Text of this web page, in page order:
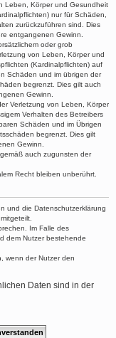
Leben, Körper und Gesundheit
nur für Schäden,
zurückzuführen sind. Dies
entgangenen Gewinn.
oder grob
von Leben, Körper und
(Kardinalpflichten) auf
Schäden und im übrigen der
begrenzt. Dies gilt auch
Gewinn.
Verletzung von Leben, Körper
Verhalten des Betreibers
Schäden und im Übrigen
begrenzt. Dies gilt
Gewinn.
auch zugunsten der
Recht bleiben unberührt.
und die Datenschutzerklärung
Im Falle des
dem Nutzer bestehende
wenn der Nutzer den
Daten sind in der